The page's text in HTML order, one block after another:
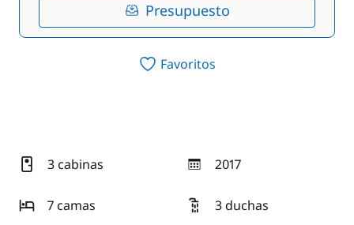
Presupuesto
Favoritos
3 cabinas 2017
año
7 camas
3 duchas